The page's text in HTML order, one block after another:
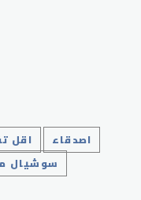
اصدقاء اقل
سوشيال